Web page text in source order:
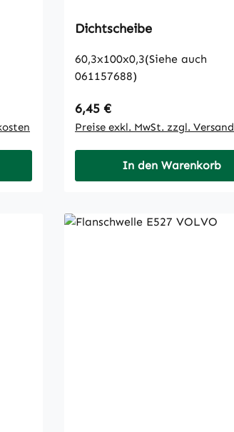
Dichtscheibe
60,3x100x0,3(Siehe auch
061157688)
Regulärer Preis:
6,45 €
Preise exkl. MwSt. zzgl.
In den Warenkorb